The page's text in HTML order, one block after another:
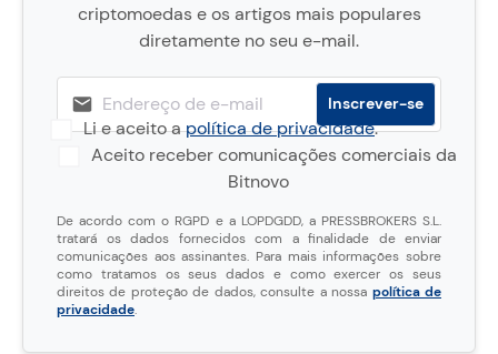
criptomoedas e os artigos mais populares
diretamente no seu e-mail.
Li e aceito apolítica de privacidade.
Aceito receber comunicações comerciais da
Bitnovo
De acordo com o RGPD e a LOPDGDD, a PRESSBROKERS S.L.
tratará os dados fornecidos com a finalidade de enviar
comunicações aos assinantes. Para mais informações sobre
como tratamos os seus dados e como exercer os seus
direitos de proteção de dados, consulte a nossa política de
privacidade.